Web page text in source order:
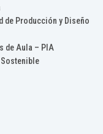
de Producción y Diseño
de Aula – PIA